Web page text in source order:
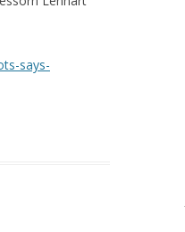
says-